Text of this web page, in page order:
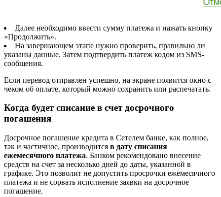
Далее необходимо ввести сумму платежа и нажать кнопку
«Продолжить».
На завершающем этапе нужно проверить, правильно ли
указаны данные. Затем подтвердить платеж кодом из SMS-
сообщения.
Если перевод отправлен успешно, на экране появится окно с
чеком об оплате, который можно сохранить или распечатать.
Когда будет списание в счет досрочного
погашения
Досрочное погашение кредита в Сетелем банке, как полное,
так и частичное, производится в дату списания
ежемесячного платежа. Банком рекомендовано внесение
средств на счет за несколько дней до даты, указанной в
графике. Это позволит не допустить просрочки ежемесячного
платежа и не сорвать исполнение заявки на досрочное
погашение.